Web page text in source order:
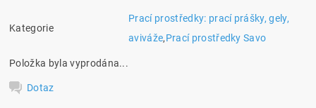
Kategorie
Prací prostředky: prací prášky, gely,
aviváže,Prací prostředky Savo
Položka byla vyprodána...
Dotaz